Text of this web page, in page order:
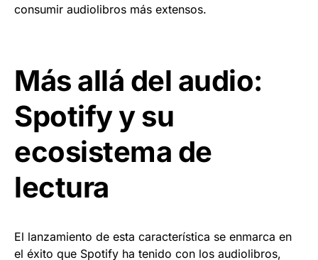
consumir audiolibros más extensos.
Más allá del audio:
Spotify y su
ecosistema de
lectura
El lanzamiento de esta característica se enmarca en
el éxito que Spotify ha tenido con los audiolibros,